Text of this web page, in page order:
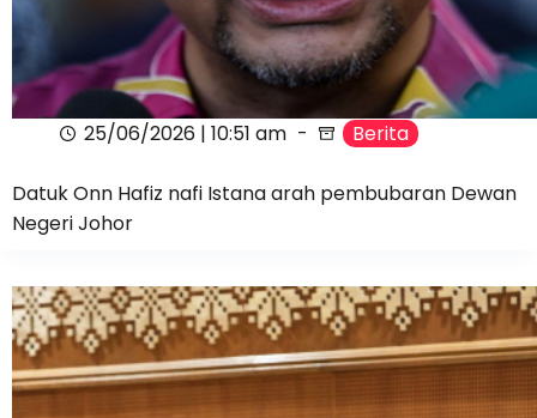
25/06/2026 | 10:51 am Berita
Datuk Onn Hafiz nafi Istana arah pembubaran Dewan
Negeri Johor